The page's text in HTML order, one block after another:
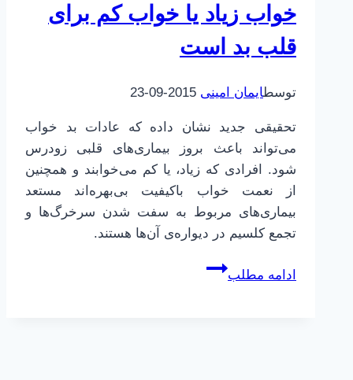
خواب زیاد یا خواب کم برای
قلب بد است
توسطایمان امینی 2015-09-23
تحقیقی جدید نشان داده که عادات بد خواب
می‌تواند باعث بروز بیماری‌های قلبی زودرس
شود. افرادی که زیاد، یا کم می‌خوابند و همچنین
از نعمت خواب باکیفیت بی‌بهره‌اند مستعد
بیماری‌های مربوط به سفت شدن سرخرگ‌ها و
تجمع کلسیم در دیواره‌ی آن‌ها هستند.
ادامه مطلب
خواب